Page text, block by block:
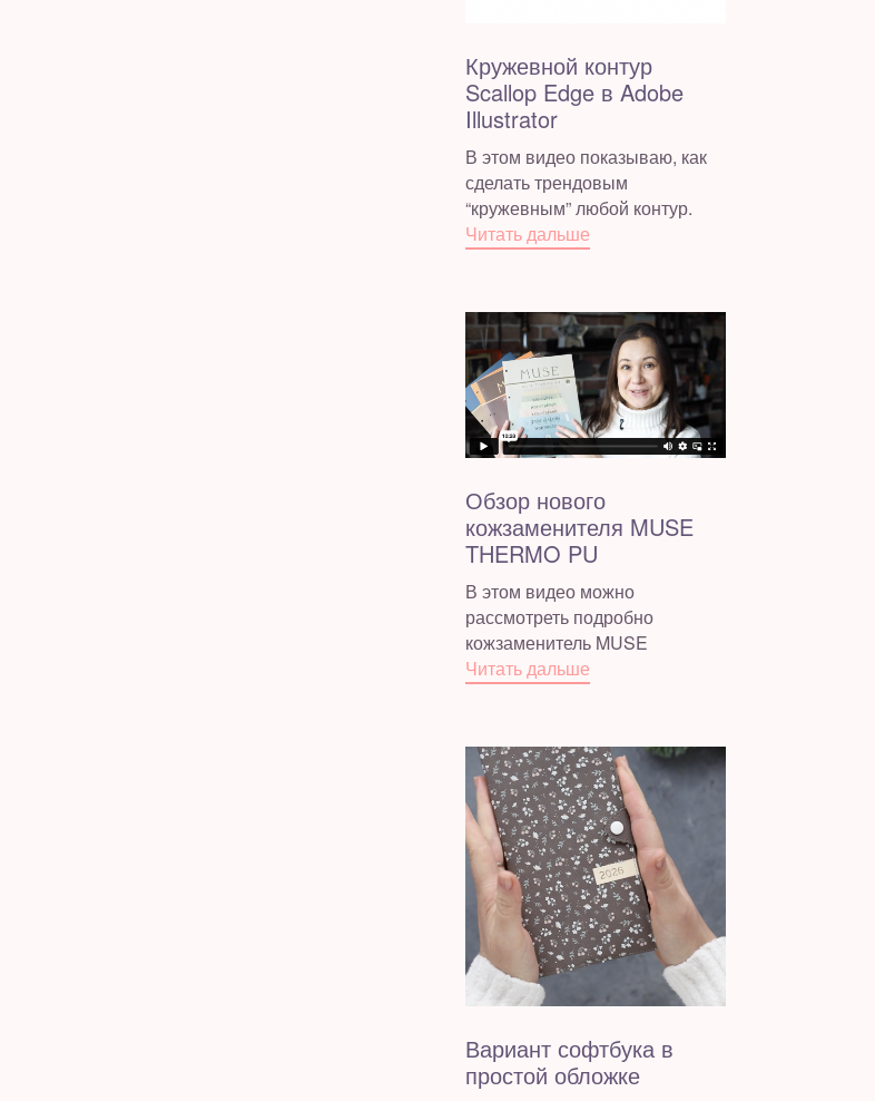
Кружевной контур
Scallop Edge в Adobe
Illustrator
В этом видео показываю, как
сделать трендовым
“кружевным” любой контур.
Читать дальше
Обзор нового
кожзаменителя MUSE
THERMO PU
В этом видео можно
рассмотреть подробно
кожзаменитель MUSE
Читать дальше
Вариант софтбука в
простой обложке